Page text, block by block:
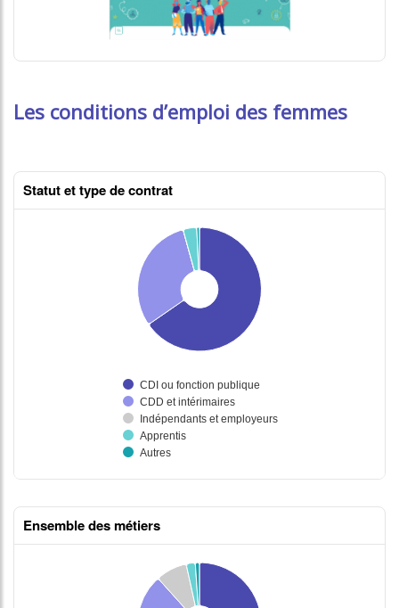
Les conditions d’emploi des femmes
Statut et type de contrat
Ensemble des métiers